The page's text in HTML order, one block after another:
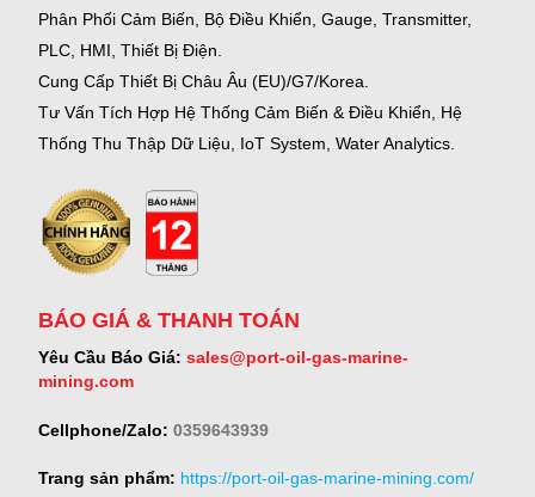
Phân Phối Cảm Biến, Bộ Điều Khiển, Gauge, Transmitter,
PLC, HMI, Thiết Bị Điện.
Cung Cấp Thiết Bị Châu Âu (EU)/G7/Korea.
Tư Vấn Tích Hợp Hệ Thống Cảm Biến & Điều Khiển, Hệ
Thống Thu Thập Dữ Liệu, IoT System, Water Analytics.
BÁO GIÁ & THANH TOÁN
Yêu Cầu Báo Giá: sales@port-oil-gas-marine-
mining.com
Cellphone/Zalo: 0359643939
Trang sản phẩm: https://port-oil-gas-marine-mining.com/